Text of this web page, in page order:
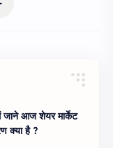
जाने आज शेयर मार्केट
क्या है ?